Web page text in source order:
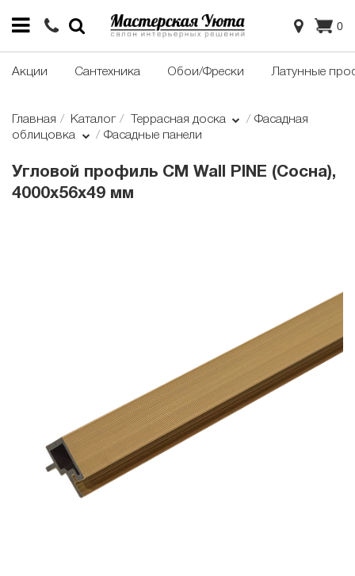
0
Акции Сантехника Обои/Фрески Латунные
Главная Каталог Террасная доска
Фасадная
облицовка
Фасадные панели
Угловой профиль CM Wall PINE (Сосна),
4000х56х49 мм